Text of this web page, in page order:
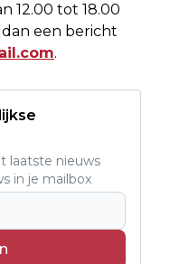
12.00 tot 18.00
een bericht
.
laatste nieuws
in je mailbox